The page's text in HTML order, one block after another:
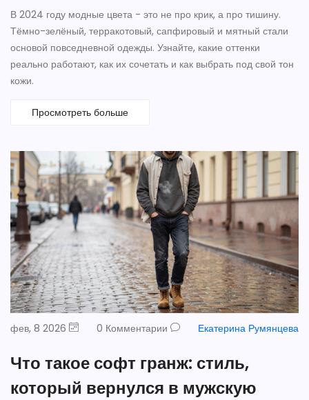
В 2024 году модные цвета - это не про крик, а про тишину.
Тёмно-зелёный, терракотовый, сапфировый и мятный стали
основой повседневной одежды. Узнайте, какие оттенки
реально работают, как их сочетать и как выбрать под свой тон
кожи.
Просмотреть больше
фев, 8 2026 0 Комментарии Екатерина Румянцева
Что такое софт гранж: стиль,
который вернулся в мужскую